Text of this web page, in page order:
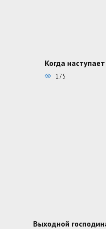
Когда
175
Выходной